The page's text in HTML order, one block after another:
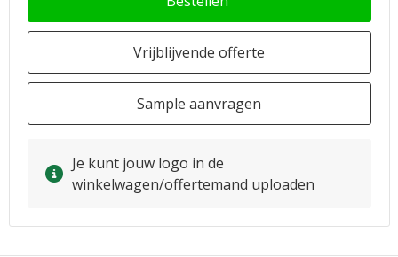
Vrijblijvende offerte
Sample aanvragen
Je kunt jouw logo in de
winkelwagen/offertemand uploaden